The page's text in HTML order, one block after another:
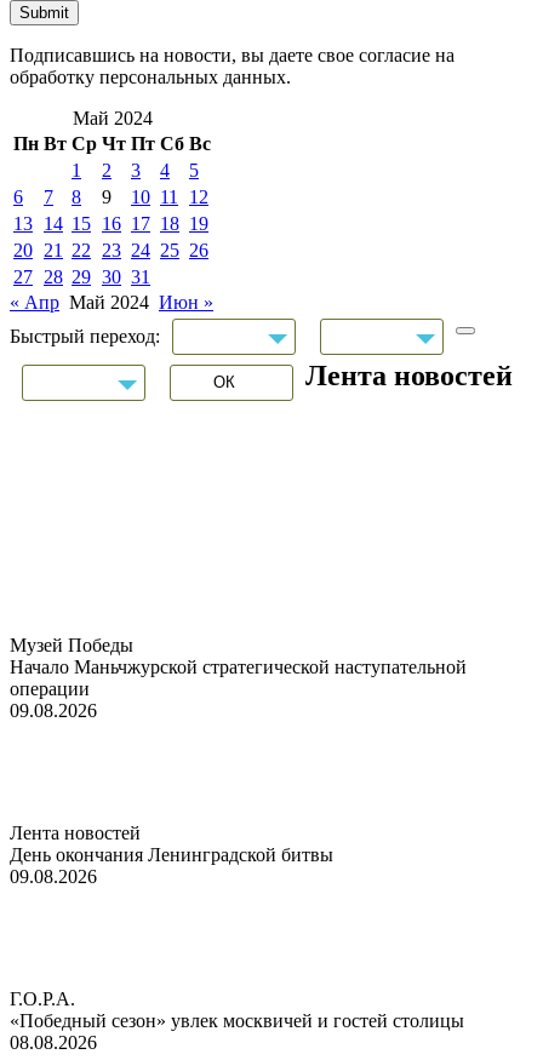
Подписавшись на новости, вы даете свое согласие на
обработку персональных данных.
Май 2024
Пн Вт Ср Чт Пт Сб Вс
1
2 3 4
5
6
7 8 9 10 11
12
13 14 15 16 17 18 19
20 21 22 23 24 25 26
27 28 29 30 31
« Апр Май 2024 Июн »
Быстрый переход:
Лента новостей
Музей Победы
Начало Маньчжурской стратегической наступательной
операции
09.08.2026
Лента новостей
День окончания Ленинградской битвы
09.08.2026
Г.О.Р.А.
«Победный сезон» увлек москвичей и гостей столицы
08.08.2026